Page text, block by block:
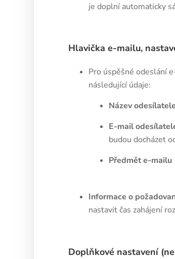
je doplní automaticky
Hlavička e-mailu,
Pro úspěšné odeslání
následující údaje:
Název odesílatele
E-mail
budou docházet
Předmět e-mailu
Informace o
nastavit čas zahájení
Doplňkové nastavení